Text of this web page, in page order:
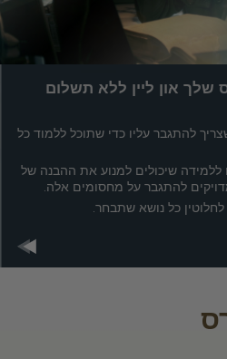
Video
און ליין ללא תשלום
להתגבר עליו כדי שתוכל ללמוד כל
שיכולים למנוע את ההבנה של
להתגבר על מחסומים אלה.
לחלוטין כל נושא שתבחר.